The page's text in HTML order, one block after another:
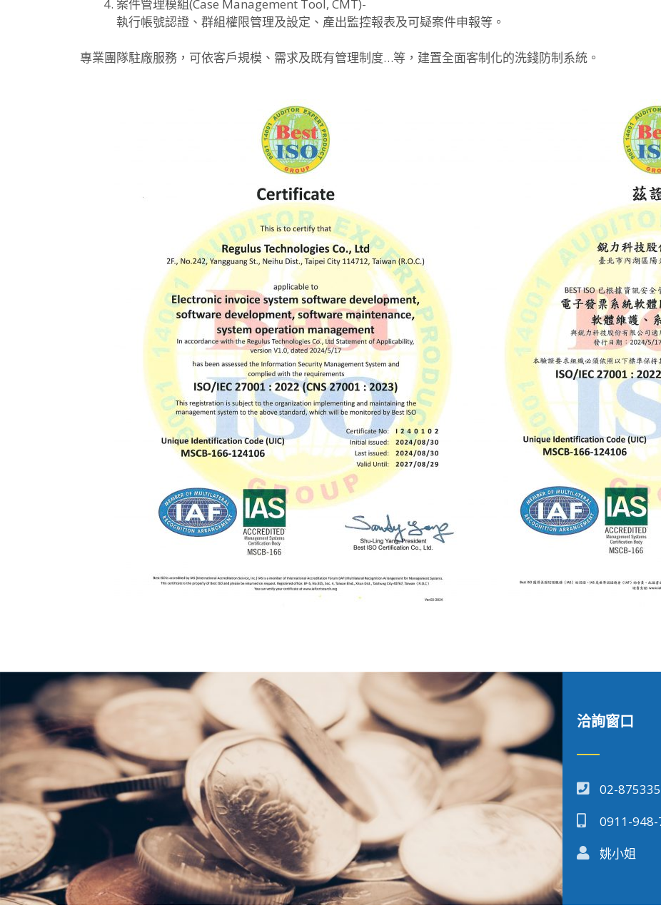
案件管理模組(Case Management Tool, CMT)-
執行帳號認證、群組權限管理及設定、產出監控報表及可疑案件申報等。
專業團隊駐廠服務，可依客戶規模、需求及既有管理制度…等，建置全面客制化的洗錢防制系統。
洽詢窗口
02-
0911-948-
姚小姐